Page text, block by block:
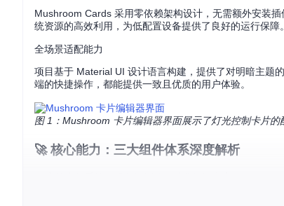
Mushroom Cards 采用零依赖架构设计，无需额外安装
统资源的高效利用，为低配置设备提供了良好的运行保障。
全场景适配能力
项目基于 Material UI 设计语言构建，提供了对明暗主题
端的快捷操作，都能提供一致且优质的用户体验。
图 1：Mushroom 卡片编辑器界面展示了灯光控制卡片
🚀 核心能力：三大组件体系深度解析
实体卡片系统为不同类型的智能设备提供了定制化控制